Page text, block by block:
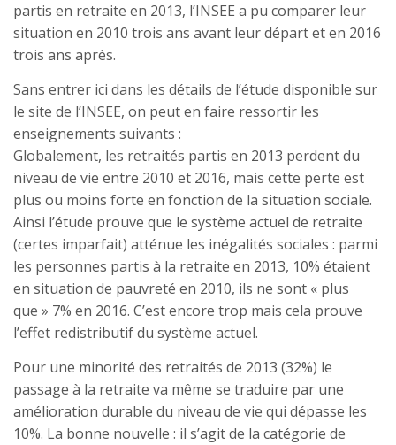
partis en retraite en 2013, l’INSEE a pu comparer leur
situation en 2010 trois ans avant leur départ et en 2016
trois ans après.
Sans entrer ici dans les détails de l’étude disponible sur
le site de l’INSEE, on peut en faire ressortir les
enseignements suivants :
Globalement, les retraités partis en 2013 perdent du
niveau de vie entre 2010 et 2016, mais cette perte est
plus ou moins forte en fonction de la situation sociale.
Ainsi l’étude prouve que le système actuel de retraite
(certes imparfait) atténue les inégalités sociales : parmi
les personnes partis à la retraite en 2013, 10% étaient
en situation de pauvreté en 2010, ils ne sont « plus
que » 7% en 2016. C’est encore trop mais cela prouve
l’effet redistributif du système actuel.
Pour une minorité des retraités de 2013 (32%) le
passage à la retraite va même se traduire par une
amélioration durable du niveau de vie qui dépasse les
10%. La bonne nouvelle : il s’agit de la catégorie de